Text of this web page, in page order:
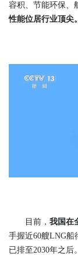
容积、节能环保、
性能位居行业顶尖。
目前， 我国在
手握近60艘LNG船
已排至2030年之后。